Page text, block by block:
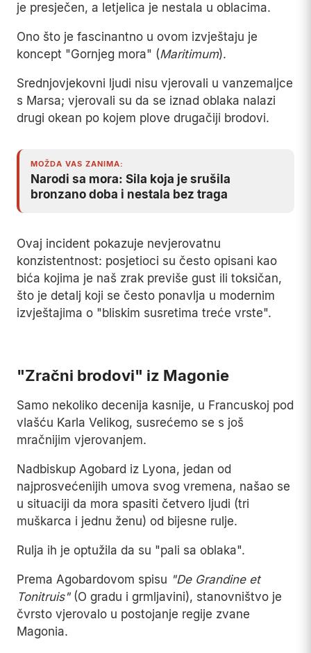
je presječen, a letjelica je nestala u oblacima.
Ono što je fascinantno u ovom izvještaju je
koncept "Gornjeg mora" (Maritimum).
Srednjovjekovni ljudi nisu vjerovali u vanzemaljce
s Marsa; vjerovali su da se iznad oblaka nalazi
drugi okean po kojem plove drugačiji brodovi.
MOŽDA VAS ZANIMA:
Narodi sa mora: Sila koja je srušila
bronzano doba i nestala bez traga
Ovaj incident pokazuje nevjerovatnu
konzistentnost: posjetioci su često opisani kao
bića kojima je naš zrak previše gust ili toksičan,
što je detalj koji se često ponavlja u modernim
izvještajima o "bliskim susretima treće vrste".
"Zračni brodovi" iz Magonie
Samo nekoliko decenija kasnije, u Francuskoj pod
vlašću Karla Velikog, susrećemo se s još
mračnijim vjerovanjem.
Nadbiskup Agobard iz Lyona, jedan od
najprosvećenijih umova svog vremena, našao se
u situaciji da mora spasiti četvero ljudi (tri
muškarca i jednu ženu) od bijesne rulje.
Rulja ih je optužila da su "pali sa oblaka".
Prema Agobardovom spisu "De Grandine et
Tonitruis"(O gradu i grmljavini), stanovništvo je
čvrsto vjerovalo u postojanje regije zvane
Magonia.